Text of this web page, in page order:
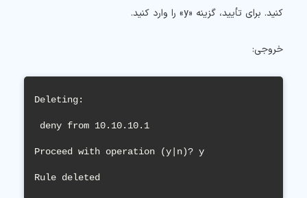
کنید. برای تأیید، گزینه «y» را وارد کنید.
خروجی:
Deleting:
Proceed with operation (y|n)? y
Rule deleted